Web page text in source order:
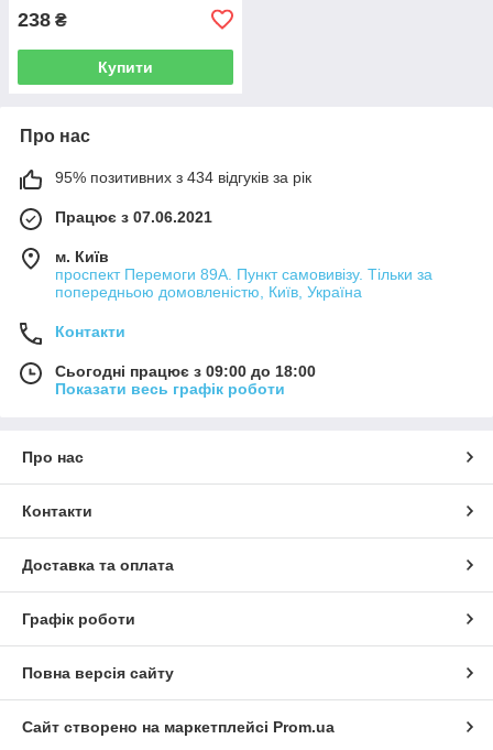
238 ₴
Купити
Про нас
95% позитивних з 434 відгуків за рік
Працює з 07.06.2021
м. Київ
проспект Перемоги 89А. Пункт самовивізу. Тільки за
попередньою домовленістю, Київ, Україна
Контакти
Сьогодні працює з 09:00 до 18:00
Показати весь графік роботи
Про нас
Контакти
Доставка та оплата
Графік роботи
Повна версія сайту
Сайт створено на маркетплейсі Prom.ua